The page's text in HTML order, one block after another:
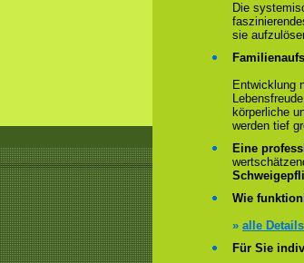
Die
sie
Entwicklung
körperliche
werden tief
Eine
Wie
» alle
Für Sie